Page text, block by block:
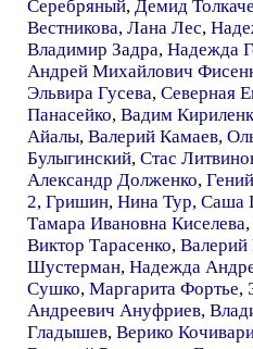
Серебряный, Демид
Вестникова, Лана Лес,
Владимир Задра, Надежда
Андрей Михайлович
Эльвира Гусева, Северная
Панасейко, Вадим
Айалы, Валерий Камаев,
Булыгинский, Стас
Александр Долженко,
2, Гришин, Нина Тур, Саша
Тамара Ивановна Киселева,
Виктор Тарасенко, Валерий
Шустерман, Надежда
Сушко, Маргарита Фортье,
Андреевич Ануфриев,
Гладышев, Верико